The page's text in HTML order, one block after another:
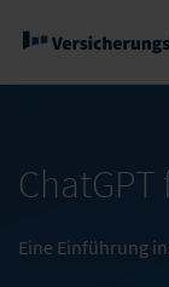
Eine Einführung